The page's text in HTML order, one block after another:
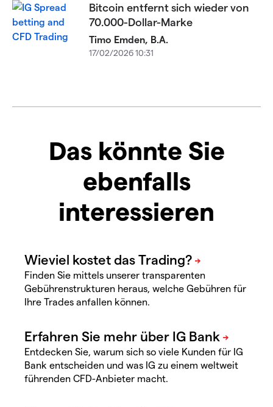
Bitcoin entfernt sich wieder von
70.000-Dollar-Marke
Timo Emden, B.A.
17/02/2026 10:31
Das könnte Sie
ebenfalls
interessieren
Finden Sie mittels unserer transparenten
Gebührenstrukturen heraus, welche Gebühren für
Ihre Trades anfallen können.
Entdecken Sie, warum sich so viele Kunden für IG
Bank entscheiden und was IG zu einem weltweit
führenden CFD-Anbieter macht.